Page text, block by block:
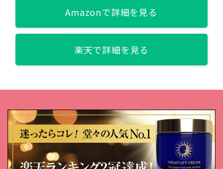
Amazonで詳細を見る
楽天で詳細を見る